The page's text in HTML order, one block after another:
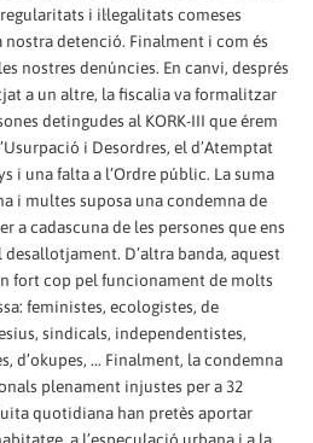
i il·legalitats comeses
detenció. Finalment i com és
nostres denúncies. En canvi, després
a un altre, la fiscalia va formalitzar
detingudes al KORK-III que érem
i Desordres, el d’Atemptat
i una falta a l’Ordre públic. La suma
i multes suposa una condemna de
a cadascuna de les persones que ens
D’altra banda, aquest
fort cop pel funcionament de molts
feministes, ecologistes, de
sindicals, independentistes,
d’okupes, ... Finalment, la condemna
plenament injustes per a 32
quotidiana han pretès aportar